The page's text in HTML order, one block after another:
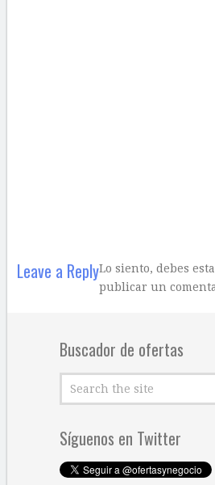
Leave a ReplyLo siento, debes
publicar un
Buscador de ofertas
Síguenos en Twitter